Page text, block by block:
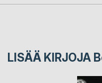
LISÄÄ KIRJOJA B